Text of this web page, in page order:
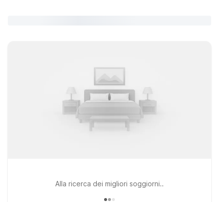
Alla ricerca dei migliori soggiorni..